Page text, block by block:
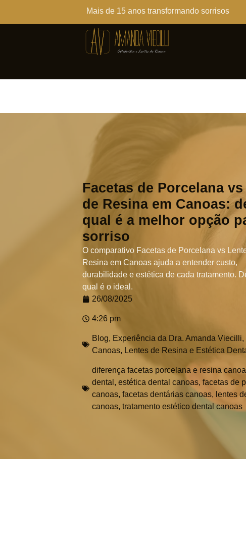
Mais de 15 anos transformando sorrisos
Facetas de Porcelana
de Resina em Canoas:
qual é a melhor opção
sorriso
O comparativo Facetas de Porcelana vs
Resina em Canoas ajuda a entender custo,
durabilidade e estética de cada tratamento.
qual é o ideal.
26/08/2025
4:26 pm
Blog, Experiência da Dra. Amanda Viecilli,
Canoas, Lentes de Resina e Estética
diferença facetas porcelana e resina
dental ,estética dental canoas,facetas de
canoas,facetas dentárias canoas, lentes
canoas,tratamento estético dental canoas